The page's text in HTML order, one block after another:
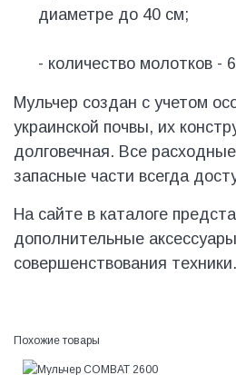
диаметре до 40 см;
- количество молотков -
Мульчер создан с учетом
украинской почвы, их
долговечная. Все
запасные части всегда
На сайте в каталоге
дополнительные
совершенствования техники.
Похожие товары